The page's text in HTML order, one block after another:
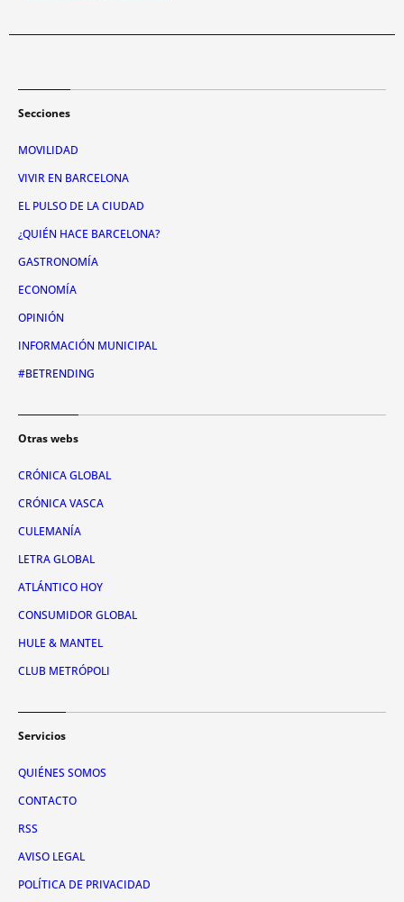
Secciones
MOVILIDAD
VIVIR EN BARCELONA
EL PULSO DE LA CIUDAD
¿QUIÉN HACE BARCELONA?
GASTRONOMÍA
ECONOMÍA
OPINIÓN
INFORMACIÓN MUNICIPAL
#BETRENDING
Otras webs
CRÓNICA GLOBAL
CRÓNICA VASCA
CULEMANÍA
LETRA GLOBAL
ATLÁNTICO HOY
CONSUMIDOR GLOBAL
HULE & MANTEL
CLUB METRÓPOLI
Servicios
QUIÉNES SOMOS
CONTACTO
RSS
AVISO LEGAL
POLÍTICA DE PRIVACIDAD